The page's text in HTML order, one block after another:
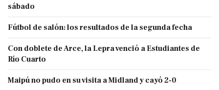
sábado
Fútbol de salón: los resultados de la segunda fecha
Con doblete de Arce, la Lepra venció a Estudiantes de
Río Cuarto
Maipú no pudo en su visita a Midland y cayó 2-0